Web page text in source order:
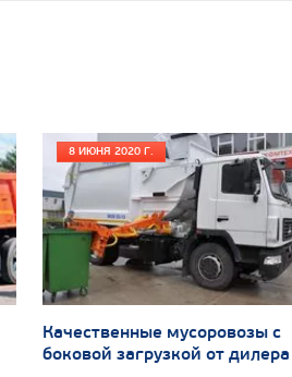
8 ИЮНЯ 2020 Г.
Качественные мусоровозы с
боковой загрузкой от дилера